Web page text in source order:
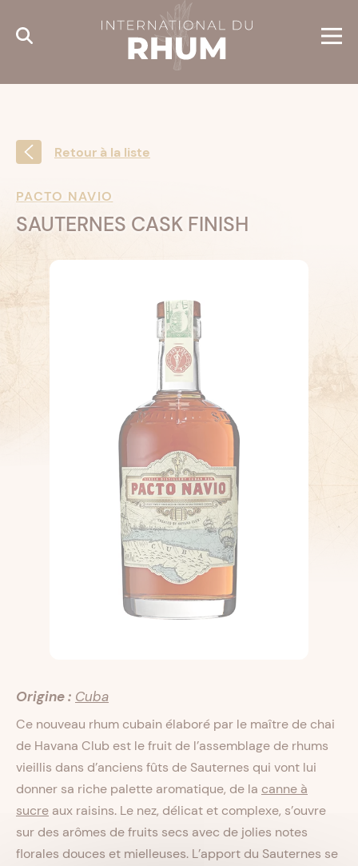
Retour à la liste
PACTO NAVIO
SAUTERNES CASK FINISH
Origine : Cuba
Ce nouveau rhum cubain élaboré par le maître de chai
de Havana Club est le fruit de l’assemblage de rhums
vieillis dans d’anciens fûts de Sauternes qui vont lui
donner sa riche palette aromatique, de la canne à
sucre aux raisins. Le nez, délicat et complexe, s’ouvre
sur des arômes de fruits secs avec de jolies notes
florales douces et mielleuses. L’apport du Sauternes se
Cookies management panel